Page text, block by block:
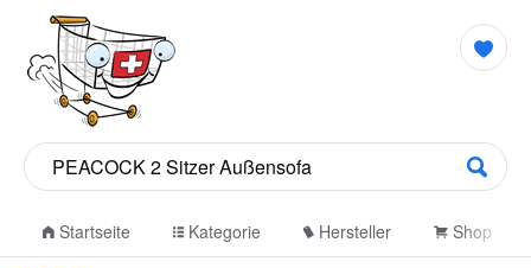
Startseite Kategorie Hersteller Shop